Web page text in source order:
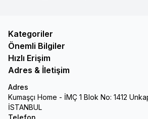
Kategoriler
Önemli Bilgiler
Hızlı Erişim
Adres & İletişim
Adres
Kumaşçı Home - İMÇ 1 Blok No: 1412
İSTANBUL
Telefon